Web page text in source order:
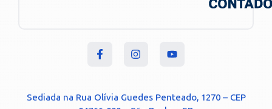
Sediada na Rua Olívia Guedes Penteado, 1270 – CEP